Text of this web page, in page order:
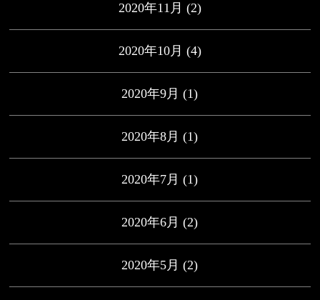
2020年11月 (2)
2020年10月 (4)
2020年9月 (1)
2020年8月 (1)
2020年7月 (1)
2020年6月 (2)
2020年5月 (2)